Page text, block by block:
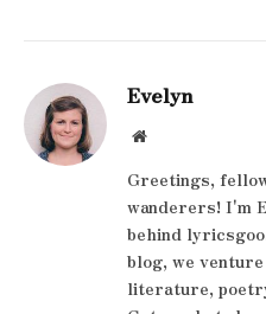
Evelyn
Website
Greetings,
wanderers! I'm
behind
blog, we
literature,